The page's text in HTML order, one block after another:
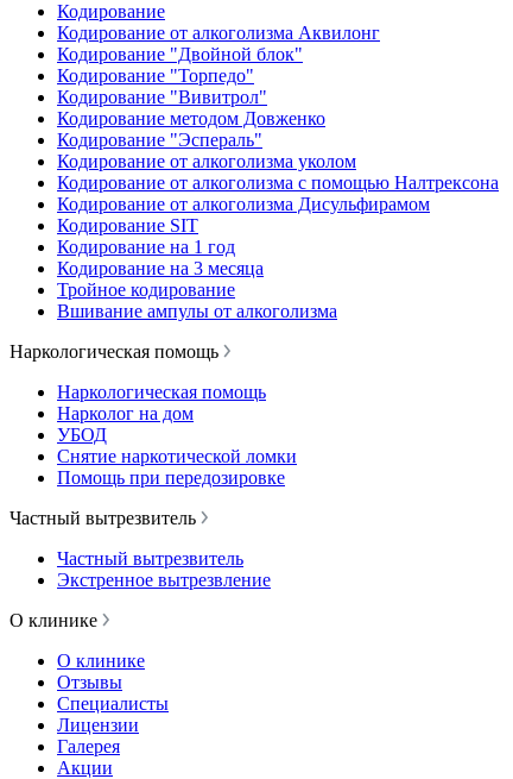
Кодирование
Кодирование от алкоголизма Аквилонг
Кодирование "Двойной блок"
Кодирование "Торпедо"
Кодирование "Вивитрол"
Кодирование методом Довженко
Кодирование "Эспераль"
Кодирование от алкоголизма уколом
Кодирование от алкоголизма с помощью Налтрексона
Кодирование от алкоголизма Дисульфирамом
Кодирование SIT
Кодирование на 1 год
Кодирование на 3 месяца
Тройное кодирование
Вшивание ампулы от алкоголизма
Наркологическая помощь
Наркологическая помощь
Нарколог на дом
УБОД
Снятие наркотической ломки
Помощь при передозировке
Частный вытрезвитель
Частный вытрезвитель
Экстренное вытрезвление
О клинике
О клинике
Отзывы
Специалисты
Лицензии
Галерея
Акции